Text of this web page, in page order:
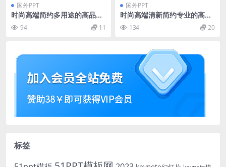
国外PPT
时尚高端简约多用途的高品质
powerpoint幻灯片演示模板
（pptx）
94 11
国外PPT
时尚高端清新简约专业的高品
质商业商务powerpoint幻灯
片演示模板（pptx）
134 20
标签